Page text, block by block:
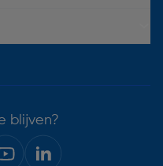
blijven?